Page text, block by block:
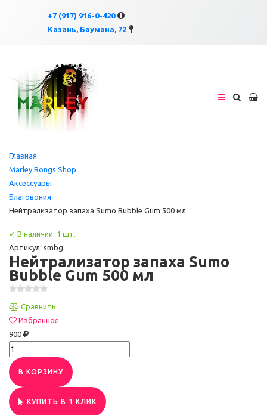
+7 (917) 916-0-420
Казань, Баумана, 72×
Главная
Marley Bongs Shop
Аксессуары
Благовония
Нейтрализатор запаха Sumo Bubble Gum 500 мл
✓ В наличии: 1 шт.
Артикул: smbg
Нейтрализатор запаха Sumo
Bubble Gum 500 мл
Сравнить
Избранное
900
В КОРЗИНУ
КУПИТЬ В 1 КЛИК